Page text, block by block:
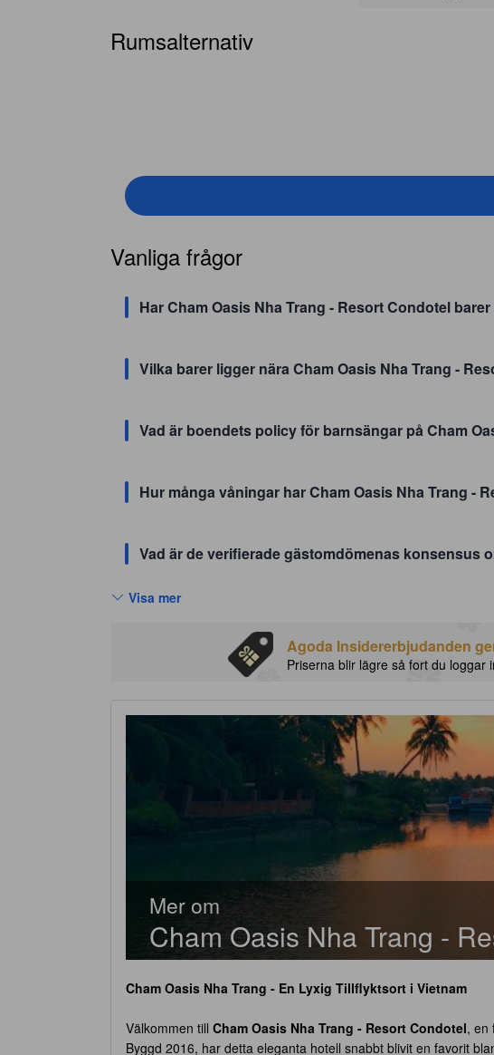
Rumsalternativ
Vanliga frågor
Har Cham Oasis Nha Trang - Resort Condotel
Vilka barer ligger nära Cham Oasis Nha Trang -
Vad är boendets policy för barnsängar på Cham
Hur många våningar har Cham Oasis Nha Trang -
Vad är de verifierade gästomdömenas konsensus
Visa mer
Agoda Insidererbjudanden
Priserna blir lägre så fort du loggar
Mer om
Cham Oasis Nha Trang -
Cham Oasis Nha Trang - En Lyxig Tillflyktsort i Vietnam
Välkommen till Cham Oasis Nha Trang - Resort Condotel, en
Byggd 2016, har detta eleganta hotell snabbt blivit en favorit